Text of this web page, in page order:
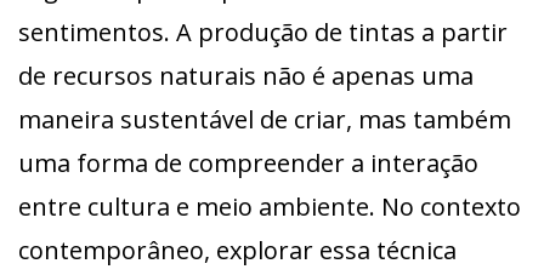
sentimentos. A produção de tintas a partir
de recursos naturais não é apenas uma
maneira sustentável de criar, mas também
uma forma de compreender a interação
entre cultura e meio ambiente. No contexto
contemporâneo, explorar essa técnica